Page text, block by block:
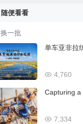
随便看看
换一批
单车亚非拉
4,760
Capturing a
7,334